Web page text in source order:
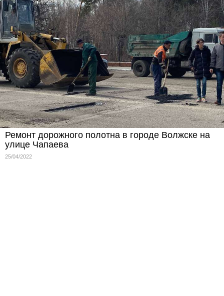
Ремонт дорожного полотна в городе Волжске на
улице Чапаева
25/04/2022